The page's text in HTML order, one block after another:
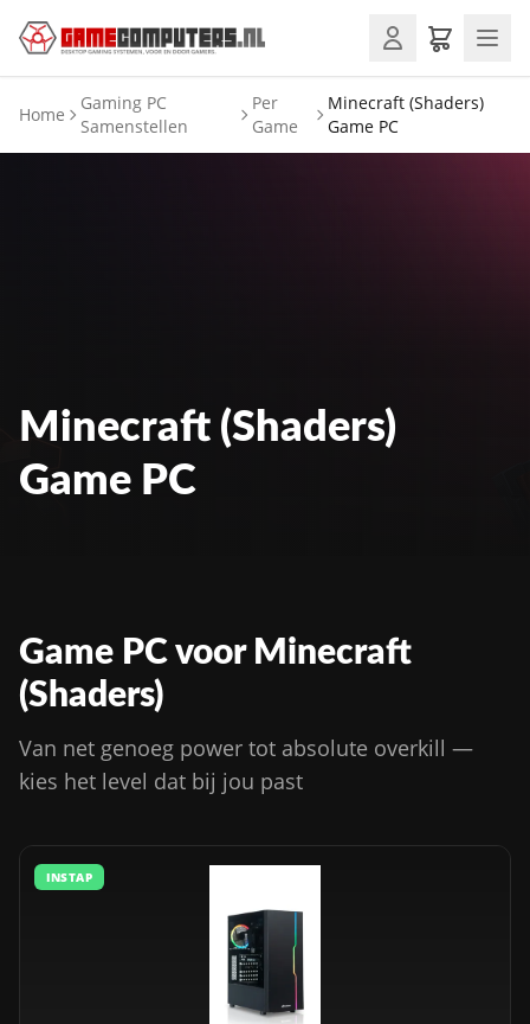
Home
Gaming PC
Samenstellen
Per
Game
Minecraft (Shaders)
Game PC
Minecraft (Shaders)
Game PC
Game PC voor Minecraft
(Shaders)
Van net genoeg power tot absolute overkill —
kies het level dat bij jou past
INSTAP